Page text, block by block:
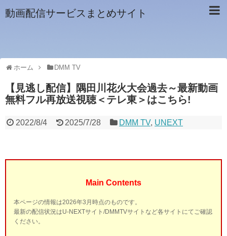
動画配信サービスまとめサイト
ホーム DMM TV
【見逃し配信】隅田川花火大会過去～最新動画
無料フル再放送視聴＜テレ東＞はこちら!
2022/8/4 2025/7/28 DMM TV, UNEXT
Main Contents
本ページの情報は2026年3月時点のものです。
最新の配信状況はU-NEXTサイト/DMMTVサイトなど各サイトにてご確認
ください。